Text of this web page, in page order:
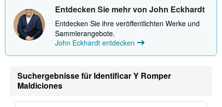
n
i
n
n
z
u
r
Entdecken Sie mehr von John Eckhardt
Entdecken Sie ihre veröffentlichten Werke und
Sammlerangebote.
John Eckhardt entdecken
Suchergebnisse für Identificar Y Romper
Maldiciones